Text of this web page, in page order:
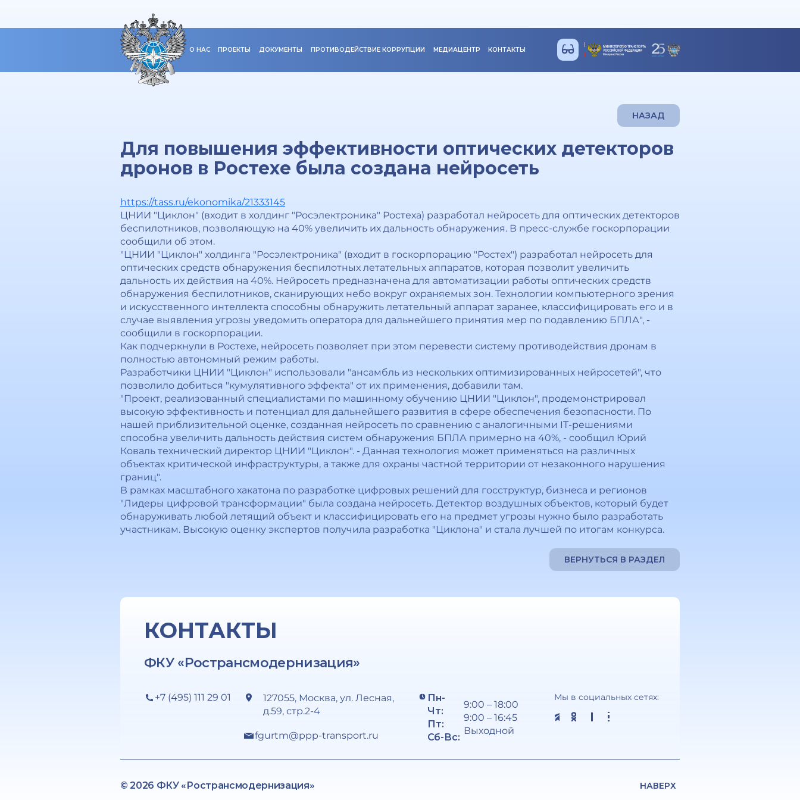
О НАС ПРОЕКТЫ ДОКУМЕНТЫ ПРОТИВОДЕЙСТВИЕ КОРРУПЦИИ МЕДИАЦЕНТР КОНТАКТЫ
НАЗАД
Для повышения эффективности оптических детекторов
дронов в Ростехе была создана нейросеть
https://tass.ru/ekonomika/21333145
ЦНИИ "Циклон" (входит в холдинг "Росэлектроника" Ростеха) разработал нейросеть для оптических детекторов
беспилотников, позволяющую на 40% увеличить их дальность обнаружения. В пресс-службе госкорпорации
сообщили об этом.
"ЦНИИ "Циклон" холдинга "Росэлектроника" (входит в госкорпорацию "Ростех") разработал нейросеть для
оптических средств обнаружения беспилотных летательных аппаратов, которая позволит увеличить
дальность их действия на 40%. Нейросеть предназначена для автоматизации работы оптических средств
обнаружения беспилотников, сканирующих небо вокруг охраняемых зон. Технологии компьютерного зрения
и искусственного интеллекта способны обнаружить летательный аппарат заранее, классифицировать его и в
случае выявления угрозы уведомить оператора для дальнейшего принятия мер по подавлению БПЛА", -
сообщили в госкорпорации.
Как подчеркнули в Ростехе, нейросеть позволяет при этом перевести систему противодействия дронам в
полностью автономный режим работы.
Разработчики ЦНИИ "Циклон" использовали "ансамбль из нескольких оптимизированных нейросетей", что
позволило добиться "кумулятивного эффекта" от их применения, добавили там.
"Проект, реализованный специалистами по машинному обучению ЦНИИ "Циклон", продемонстрировал
высокую эффективность и потенциал для дальнейшего развития в сфере обеспечения безопасности. По
нашей приблизительной оценке, созданная нейросеть по сравнению с аналогичными IТ-решениями
способна увеличить дальность действия систем обнаружения БПЛА примерно на 40%, - сообщил Юрий
Коваль технический директор ЦНИИ "Циклон". - Данная технология может применяться на различных
объектах критической инфраструктуры, а также для охраны частной территории от незаконного нарушения
границ".
В рамках масштабного хакатона по разработке цифровых решений для госструктур, бизнеса и регионов
"Лидеры цифровой трансформации" была создана нейросеть. Детектор воздушных объектов, который будет
обнаруживать любой летящий объект и классифицировать его на предмет угрозы нужно было разработать
участникам. Высокую оценку экспертов получила разработка "Циклона" и стала лучшей по итогам конкурса.
ВЕРНУТЬСЯ В РАЗДЕЛ
КОНТАКТЫ
ФКУ «Ространсмодернизация»
+7 (495) 111 29 01
127055, Москва, ул. Лесная,
д.59, стр.2-4
fgurtm@ppp-transport.ru
Пн-
Чт:
Пт:
Сб-Вс:
9:00 – 18:00
9:00 – 16:45
Выходной
Мы в социальных сетях:
© 2026 ФКУ «Ространсмодернизация» НАВЕРХ